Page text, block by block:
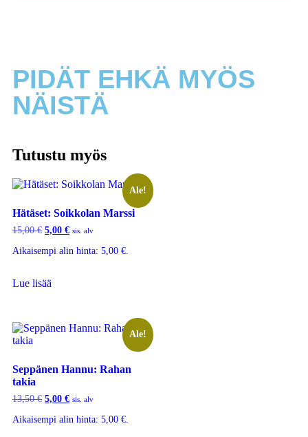
PIDÄT EHKÄ MYÖS
NÄISTÄ
Tutustu myös
Ale!
Hätäset: Soikkolan Marssi
15,00€ 5,00 € sis. alv
Aikaisempi alin hinta: 5,00 €
Lue lisää
Ale!
Seppänen Hannu: Rahan
takia
13,50€ 5,00 € sis. alv
Aikaisempi alin hinta: 5,00 €.